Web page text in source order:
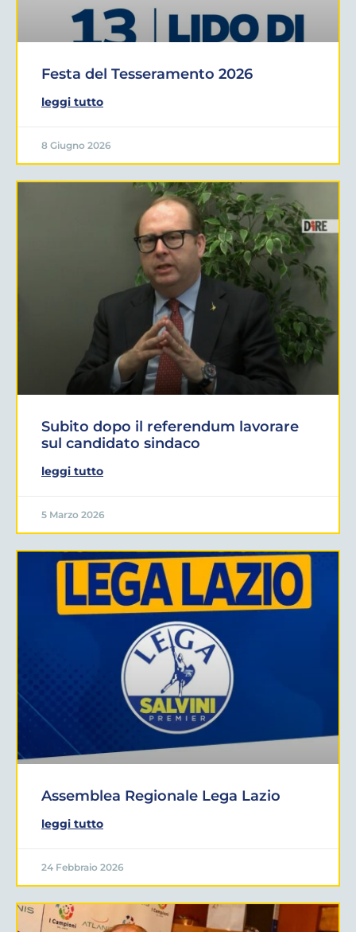
Festa del Tesseramento 2026
leggi tutto
8 Giugno 2026
Subito dopo il referendum lavorare
sul candidato sindaco
leggi tutto
5 Marzo 2026
Assemblea Regionale Lega Lazio
leggi tutto
24 Febbraio 2026